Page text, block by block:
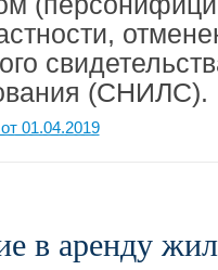
(СНИЛС).
01.04.2019
в аренду